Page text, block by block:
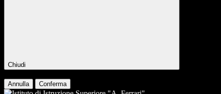
Chiudi
Annulla Conferma